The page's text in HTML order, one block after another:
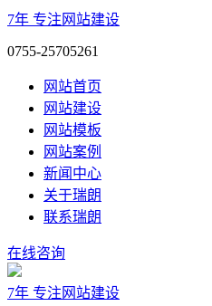
7年 专注网站建设
0755-25705261
网站首页
网站建设
网站模板
网站案例
新闻中心
关于瑞朗
联系瑞朗
在线咨询
7年 专注网站建设